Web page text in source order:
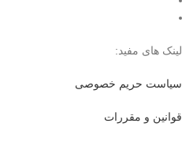
لینک های مفید:
سیاست حریم خصوصی
قوانین و مقررات